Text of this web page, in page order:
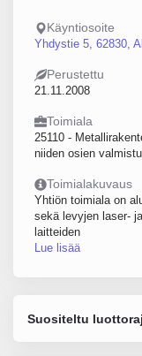
Käyntiosoite
Yhdystie 5, 62830,
Perustettu
21.11.2008
Toimiala
25110 -
niiden osien
Toimialakuvaus
Yhtiön toimiala on
sekä levyjen laser-
laitteiden
Lue lisää
Suositeltu